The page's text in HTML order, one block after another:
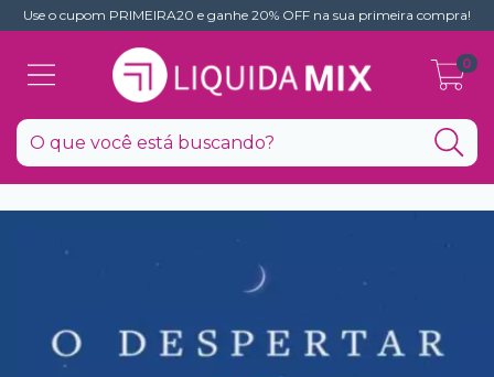
Use o cupom PRIMEIRA20 e ganhe 20% OFF na sua primeira compra!
0